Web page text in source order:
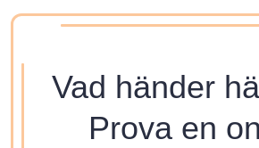
Vad händer
Prova en